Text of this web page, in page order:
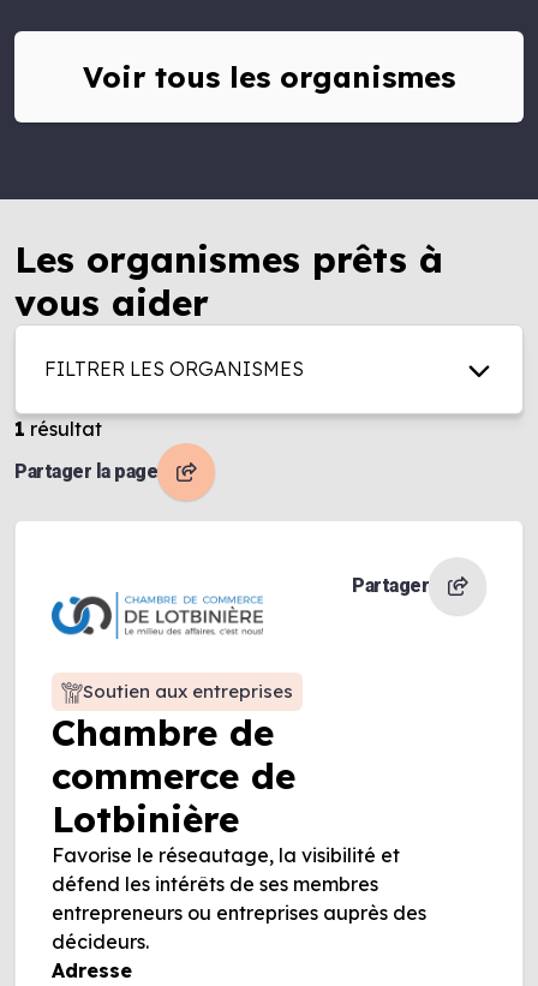
Voir tous les organismes
Les organismes prêts à
vous aider
FILTRER LES ORGANISMES
1 résultat
Partager la page
Chambre de
commerce de
Lotbinière
Partager
Soutien aux entreprises
Favorise le réseautage, la visibilité et
défend les intérêts de ses membres
entrepreneurs ou entreprises auprès des
décideurs.
Adresse